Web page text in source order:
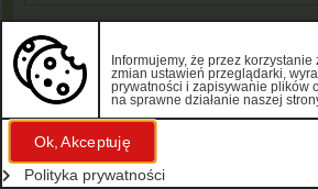
Informujemy, że przez
zmian ustawień przeglądarki,
prywatności i zapisywanie plików
na sprawne działanie naszej
Ok, Akceptuję
Polityka prywatności